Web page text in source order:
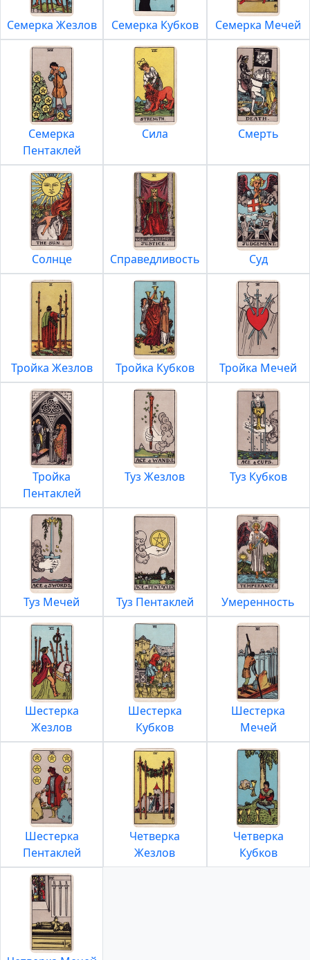
Семерка Жезлов Семерка Кубков Семерка Мечей
Семерка
Пентаклей
Сила Смерть
Солнце Справедливость Суд
Тройка Жезлов Тройка Кубков Тройка Мечей
Тройка
Пентаклей
Туз Жезлов Туз Кубков
Туз Мечей Туз Пентаклей Умеренность
Шестерка
Жезлов
Шестерка
Кубков
Шестерка
Мечей
Шестерка
Пентаклей
Четверка
Жезлов
Четверка
Кубков